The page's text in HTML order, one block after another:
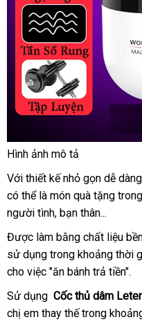
Cốc
thủ
dâm
Leten
có
rung
sạc
Hình ảnh mô tả
Với thiết kế nhỏ gọn dễ
có thể là món quà tặng
người tìnhshopee
, bạn thân...
Được làm bằng chất liệu
sử dụng trong khoảng thời
cho việc "ăn bánh trả tiền".
Sử dụng Cốc thủ dâm
chị em thay thế trong